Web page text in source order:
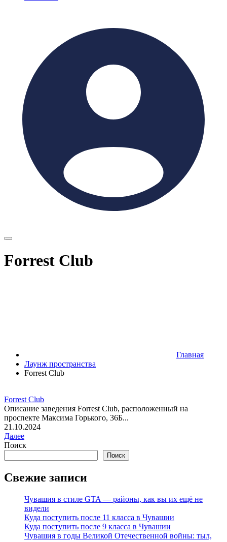
Forrest Club
Главная
Лаунж пространства
Forrest Club
Forrest Club
Описание заведения Forrest Club, расположенный на
проспекте Максима Горького, 36Б...
21.10.2024
Далее
Поиск
Поиск
Свежие записи
Чувашия в стиле GTA — районы, как вы их ещё не
видели
Куда поступить после 11 класса в Чувашии
Куда поступить после 9 класса в Чувашии
Чувашия в годы Великой Отечественной войны: тыл,